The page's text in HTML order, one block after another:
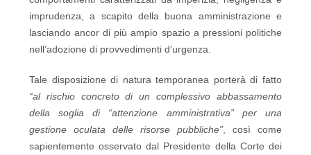
imprudenza, a scapito della buona amministrazione e
lasciando ancor di più ampio spazio a pressioni politiche
nell’adozione di provvedimenti d’urgenza.
Tale disposizione di natura temporanea porterà di fatto
“al rischio concreto di un complessivo abbassamento
della soglia di “attenzione amministrativa” per una
gestione oculata delle risorse pubbliche”, così come
sapientemente osservato dal Presidente della Corte dei